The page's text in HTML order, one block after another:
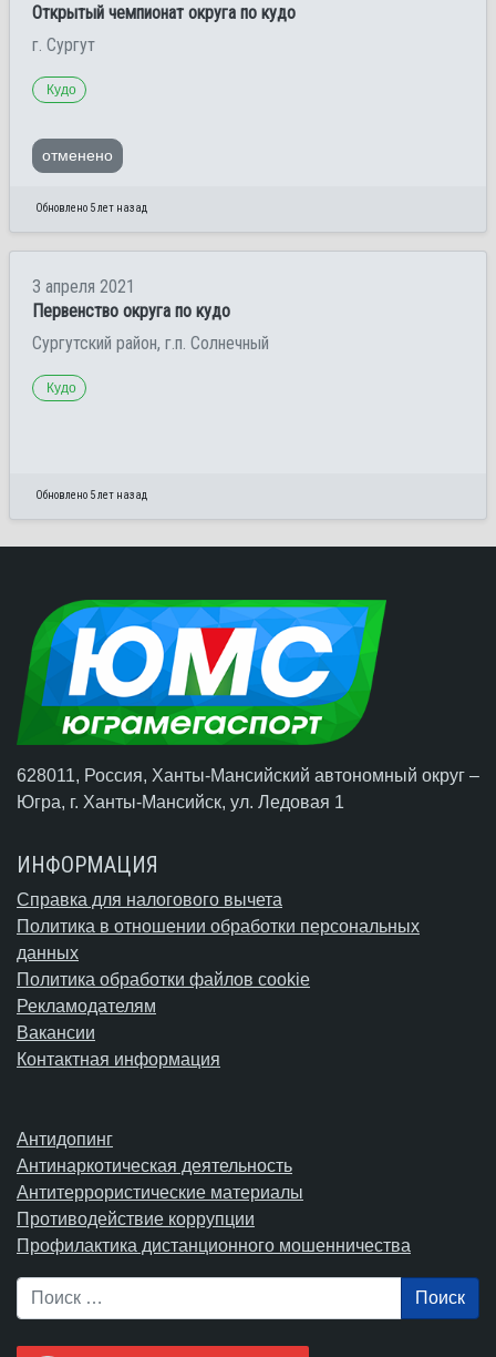
Открытый чемпионат округа по кудо
г. Сургут
Кудо
отменено
Обновлено 5 лет назад
3 апреля 2021
Первенство округа по кудо
Сургутский район, г.п. Солнечный
Кудо
Обновлено 5 лет назад
628011, Россия, Ханты-Мансийский автономный округ –
Югра, г. Ханты-Мансийск, ул. Ледовая 1
ИНФОРМАЦИЯ
Справка для налогового вычета
Политика в отношении обработки персональных
данных
Политика обработки файлов cookie
Рекламодателям
Вакансии
Контактная информация
Антидопинг
Антинаркотическая деятельность
Антитеррористические материалы
Противодействие коррупции
Профилактика дистанционного мошенничества
Поиск